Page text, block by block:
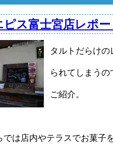
ピス富士宮店レポ
タルトだらけ
られてしまう
ご紹介。
では店内やテラスでお菓子